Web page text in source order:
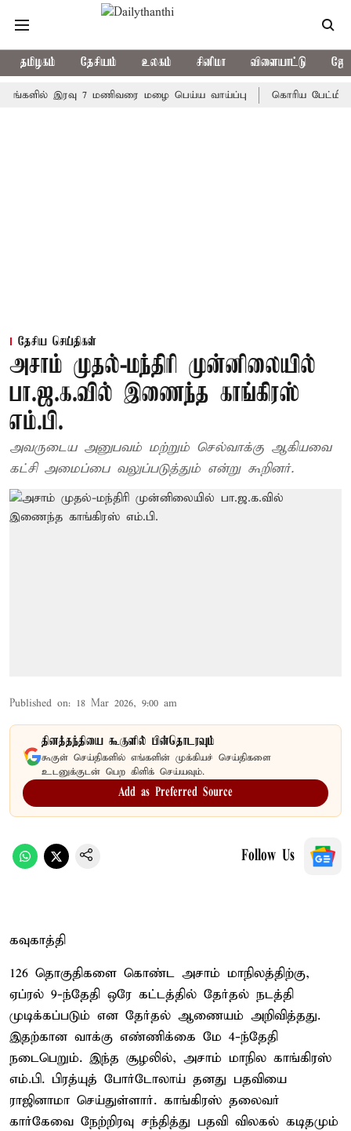
தமிழகம் தேசியம் உலகம் சினிமா விளையாட்டு
இரவு 7 மணிவரை மழை பெய்ய வாய்ப்பு கொரிய பேட்மிண்டன்
தேசிய செய்திகள்
அசாம் முதல்-மந்திரி முன்னிலையில்
பா.ஜ.க.வில் இணைந்த காங்கிரஸ்
எம்.பி.
அவருடைய அனுபவம் மற்றும் செல்வாக்கு ஆகியவை
கட்சி அமைப்பை வலுப்படுத்தும் என்று கூறினர்.
Published on: 18 Mar 2026, 9:00 am
தினத்தந்தியை கூகுளில் பின்தொடரவும்
கூகுள் செய்திகளில் எங்களின் முக்கியச் செய்திகளை
உடனுக்குடன் பெற கிளிக் செய்யவும்.
Add as Preferred Source
Follow Us
கவுகாத்தி
126 தொகுதிகளை கொண்ட அசாம் மாநிலத்திற்கு,
ஏப்ரல் 9-ந்தேதி ஒரே கட்டத்தில் தேர்தல் நடத்தி
முடிக்கப்படும் என தேர்தல் ஆணையம் அறிவித்தது.
இதற்கான வாக்கு எண்ணிக்கை மே 4-ந்தேதி
நடைபெறும். இந்த சூழலில், அசாம் மாநில காங்கிரஸ்
எம்.பி. பிரத்யுத் போர்டோலாய் தனது பதவியை
ராஜினாமா செய்துள்ளார். காங்கிரஸ் தலைவர்
கார்கேவை நேற்றிரவு சந்தித்து பதவி விலகல் கடிதமும்